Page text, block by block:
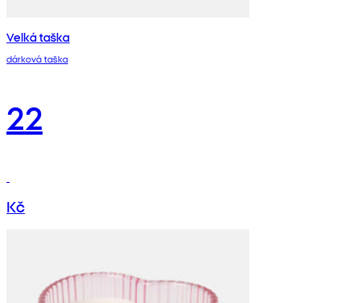
Velká taška
dárková taška
22
Kč